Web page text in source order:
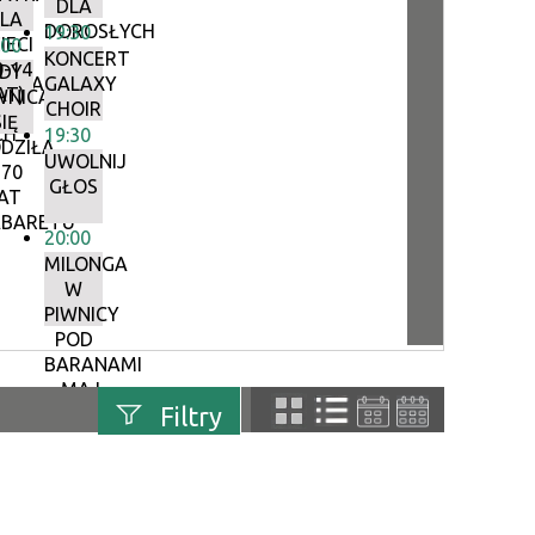
14
DLA
DOROSŁYCH
19:30
KONCERT
GALAXY
CHOIR
19:30
UWOLNIJ
GŁOS
20:00
MILONGA
W
PIWNICY
POD
BARANAMI
– MAJ
Filtry